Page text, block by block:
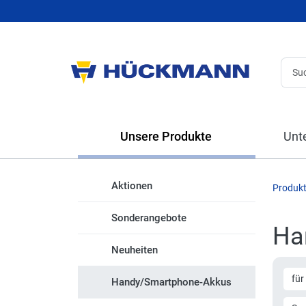
Unsere Produkte
Aktionen
Sonderangebote
Neuheiten
Handy/Smartphone-Akkus für